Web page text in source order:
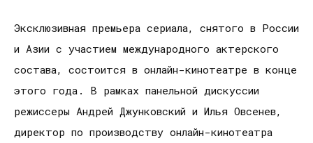
Эксклюзивная премьера сериала, снятого в России
и Азии с участием международного актерского
состава, состоится в онлайн-кинотеатре в конце
этого года. В рамках панельной дискуссии
режиссеры Андрей Джунковский и Илья Овсенев,
директор по производству онлайн-кинотеатра